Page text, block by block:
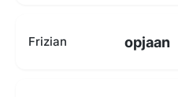
Frizian opjaan